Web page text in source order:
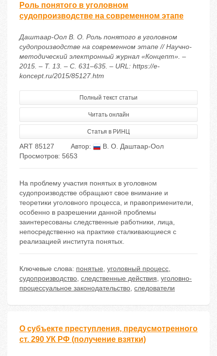
Роль понятого в уголовном
судопроизводстве на современном этапе
Даштаар-Оол В. О. Роль понятого в уголовном
судопроизводстве на современном этапе // Научно-
методический электронный журнал «Концепт». –
2015. – Т. 13. – С. 631–635. – URL: https://e-
koncept.ru/2015/85127.htm
Полный текст статьи
Читать онлайн
Статья в РИНЦ
ART 85127 Автор:
В. О. Даштаар-Оол
Просмотров: 5653
На проблему участия понятых в уголовном
судопроизводстве обращают свое внимание и
теоретики уголовного процесса, и правоприменители,
особенно в разрешении данной проблемы
заинтересованы следственные работники, лица,
непосредственно на практике сталкивающиеся с
реализацией института понятых.
Ключевые слова: понятые, уголовный процесс,
судопроизводство, следственные действия, уголовно-
процессуальное законодательство, следователи
О субъекте преступления, предусмотренного
ст. 290 УК РФ (получение взятки)